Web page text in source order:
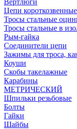
Вертлюги
Цепи
Тросы стальные
Тросы стальные в
Рым-гайка
Соединители цепи
Зажимы для троса,
Коуши
Скобы такелажные
Карабины
МЕТРИЧЕСКИЙ
Шпильки резьбовые
Болты
Гайки
Шайбы